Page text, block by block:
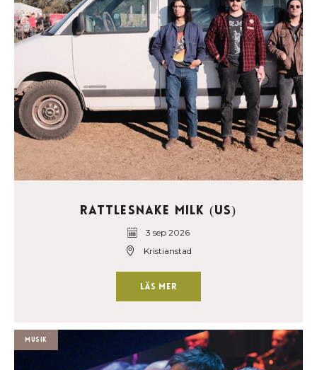
Rattlesnake Milk (US)
3 sep 2026
Kristianstad
Läs mer
Musik